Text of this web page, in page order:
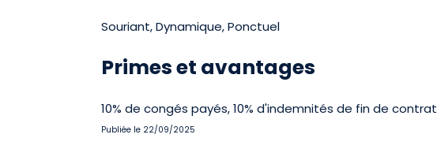
Souriant, Dynamique, Ponctuel
Primes et avantages
10% de congés payés, 10% d'indemnités de fin de contrat
Publiée le 22/09/2025